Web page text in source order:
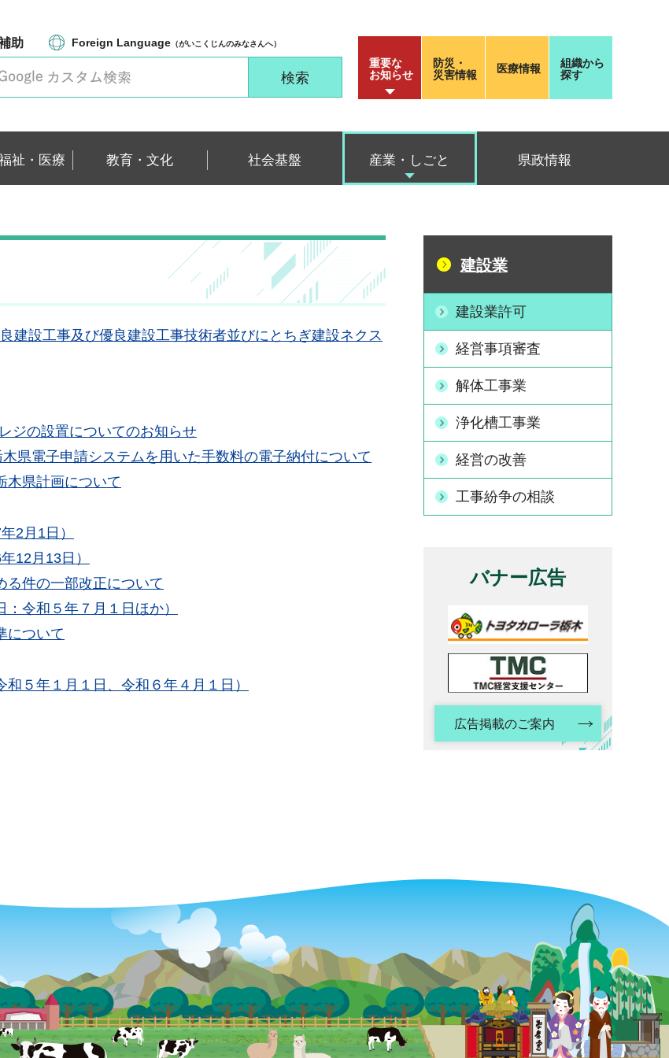
助 Foreign Language （がいこくじんのみなさんへ）
重要な
お知らせ
防災・
災害情報
医療情報
組織から
探す
祉・医療 教育・文化 社会基盤 産業・しごと 県政情報
建設工事及び優良建設工事技術者並びにとちぎ建設ネクス
ジの設置についてのお知らせ
県電子申請システムを用いた手数料の電子納付について
木県計画について
2月1日）
12月13日）
る件の一部改正について
令和５年７月１日ほか）
について
５年１月１日、令和６年４月１日）
建設業
建設業許可
経営事項審査
解体工事業
浄化槽工事業
経営の改善
工事紛争の相談
バナー広告
広告掲載のご案内